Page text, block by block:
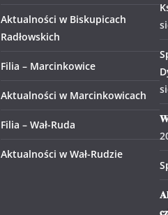
Aktualności w Biskupicach
Radłowskich
Filia – Marcinkowice
Aktualności w Marcinkowicach
Filia – Wał-Ruda
Aktualności w Wał-Rudzie